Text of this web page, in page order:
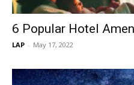
6 Popular Hotel
LAP - May 17, 2022